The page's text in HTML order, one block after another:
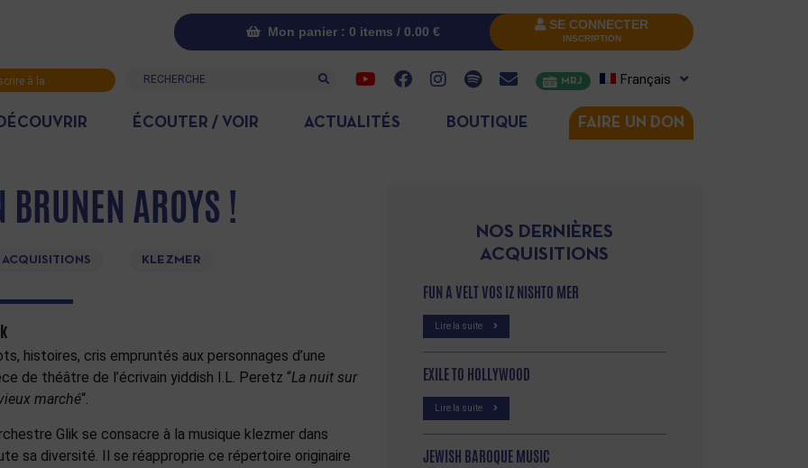
Mon panier : 0 items / 0.00 € SE CONNECTER
INSCRIPTION
à la
Recherche MRJ Français
ÉCOUTER / VOIR ACTUALITÉS BOUTIQUE FAIRE UN DON
AROYS !
KLEZMER
histoires, cris empruntés aux personnages d’une
de théâtre de l’écrivain yiddish I.L. Peretz “La nuit sur
marché“.
Glik se consacre à la musique klezmer dans
sa diversité. Il se réapproprie ce répertoire originaire
NOS DERNIÈRES
ACQUISITIONS
FUN A VELT VOS IZ NISHTO MER
Lire la suite
EXILE TO HOLLYWOOD
Lire la suite
JEWISH BAROQUE MUSIC